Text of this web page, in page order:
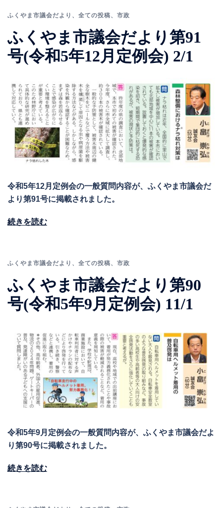
ふくやま市議会だより 、 全ての投稿、 市政
ふくやま市議会だより第91
号(令和5年12月定例会) 2/1
令和5年12月定例会の一般質問内容が、ふくやま市議会だ
より第91号に掲載されました。
続きを読む
ふくやま市議会だより 、 全ての投稿、 市政
ふくやま市議会だより第90
号(令和5年9月定例会) 11/1
令和5年9月定例会の一般質問内容が、ふくやま市議会だよ
り第90号に掲載されました。
続きを読む